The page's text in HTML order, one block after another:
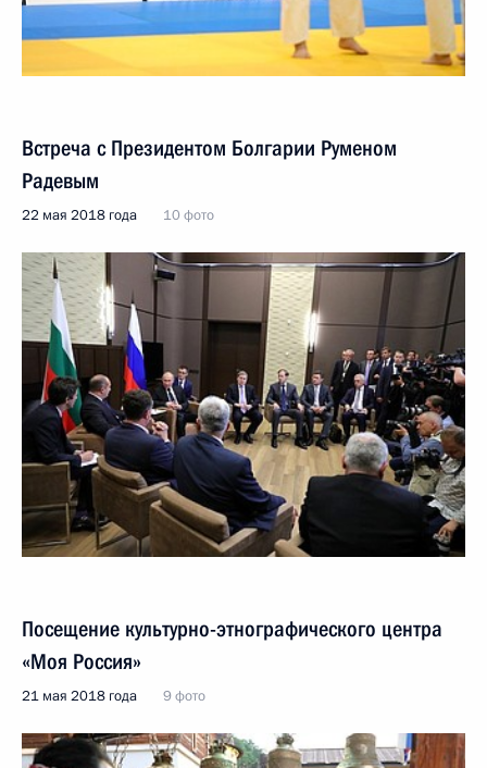
Встреча с Президентом Болгарии Руменом
Радевым
22 мая 2018 года 10 фото
Посещение культурно-этнографического центра
«Моя Россия»
21 мая 2018 года 9 фото